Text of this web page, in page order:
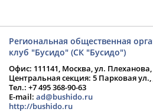
Региональная общественная
клуб "Бусидо" (СК "Бусидо")
Офис: 111141, Москва, ул. Плеханова,
Центральная секция: 5 Парковая ул.,
Тел.: +7 495 368-90-63
E-mail: ad@bushido.ru
http://bushido.ru